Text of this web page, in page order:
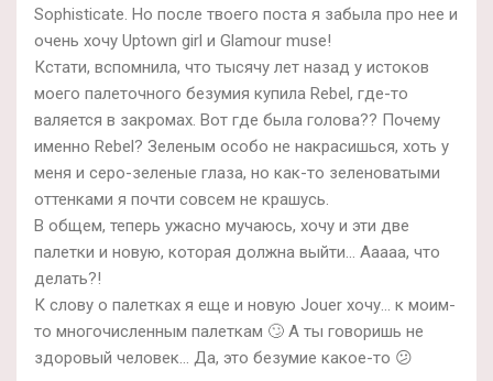
Sophisticate. Но после твоего поста я забыла про нее и
очень хочу Uptown girl и Glamour muse!
Кстати, вспомнила, что тысячу лет назад у истоков
моего палеточного безумия купила Rebel, где-то
валяется в закромах. Вот где была голова?? Почему
именно Rebel? Зеленым особо не накрасишься, хоть у
меня и серо-зеленые глаза, но как-то зеленоватыми
оттенками я почти совсем не крашусь.
В общем, теперь ужасно мучаюсь, хочу и эти две
палетки и новую, которая должна выйти… Ааааа, что
делать?!
К слову о палетках я еще и новую Jouer хочу… к моим-
то многочисленным палеткам 🙄 А ты говоришь не
здоровый человек… Да, это безумие какое-то 😕